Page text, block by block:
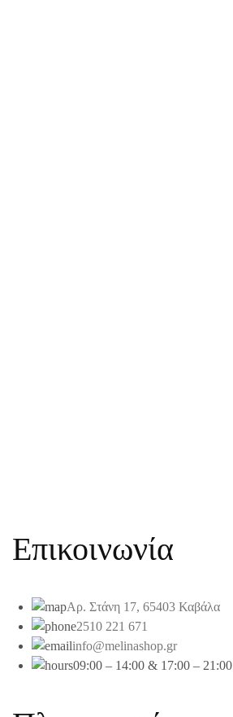
Επικοινωνία
Αρ. Στάνη 17, 65403 Καβάλα
2510 221 671
info@melinashop.gr
09:00 – 14:00 & 17:00 – 21:00